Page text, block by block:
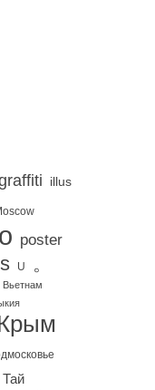
illus
poster
U 。
Вьетнам
Тай